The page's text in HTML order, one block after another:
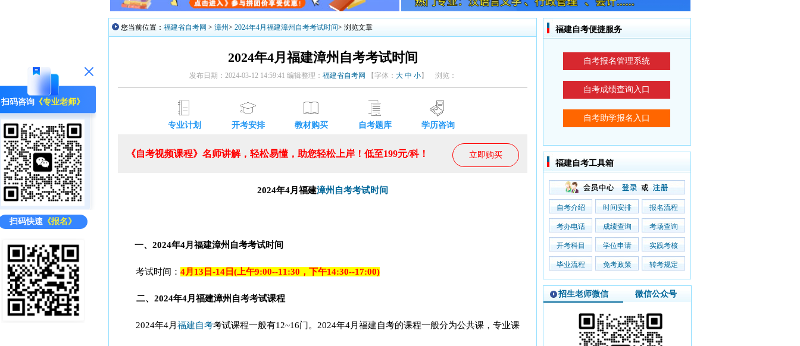
扫码咨询 《专业老师》
扫码快速 《报名》
您当前位置： 福建省自考网 > 漳州> 2024年4月福建漳州自考考试时间> 浏览文章
2024年4月福建漳州自考考试时间
发布日期：2024-03-12 14:59:41 编辑整理： 福建省自考网 【字体： 大 中 小】 浏览：
专业计划 开考安排 教材购买 自考题库 学历咨询
立即购买
《自考视频课程》名师讲解，轻松易懂，助您轻松上岸！低至199元/科！
2024年4月福建漳州自考考试时间
一、2024年4月福建漳州自考考试时间
考试时间： 4月13日-14日(上午9:00--11:30，下午14:30--17:00)
二、2024年4月福建漳州自考考试课程
2024年4月 福建自考考试课程一般有12~16门。2024年4月福建自考的课程一般分为公共课，专业课
福建自考便捷服务
福建自考工具箱
自考介绍 时间安排 报名流程
考办电话 成绩查询 考场查询
开考科目 学位申请 实践考核
毕业流程 免考政策 转考规定
招生老师微信 微信公众号